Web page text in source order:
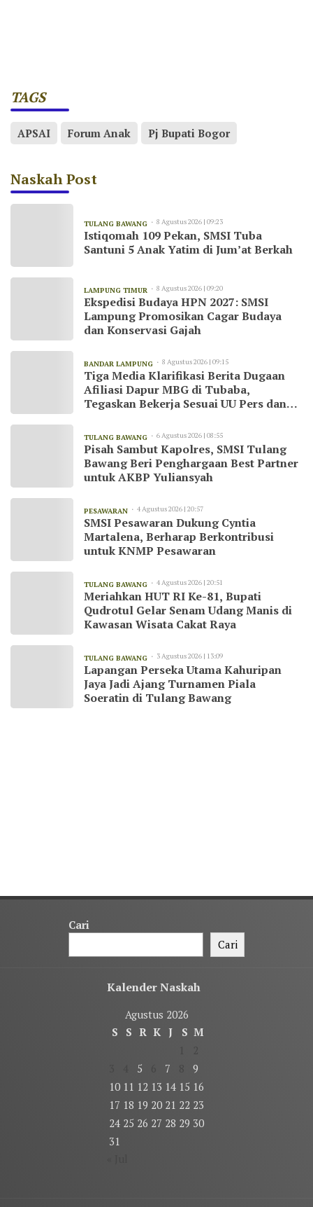
TAGS
APSAI Forum Anak Pj Bupati Bogor
Naskah Post
TULANG BAWANG 8 Agustus 2026 | 09:23
Istiqomah 109 Pekan, SMSI Tuba
Santuni 5 Anak Yatim di Jum’at Berkah
LAMPUNG TIMUR 8 Agustus 2026 | 09:20
Ekspedisi Budaya HPN 2027: SMSI
Lampung Promosikan Cagar Budaya
dan Konservasi Gajah
BANDAR LAMPUNG 8 Agustus 2026 | 09:15
Tiga Media Klarifikasi Berita Dugaan
Afiliasi Dapur MBG di Tubaba,
Tegaskan Bekerja Sesuai UU Pers dan
TULANG BAWANG 6 Agustus 2026 | 08:55
Pisah Sambut Kapolres, SMSI Tulang
Bawang Beri Penghargaan Best Partner
untuk AKBP Yuliansyah
PESAWARAN 4 Agustus 2026 | 20:57
SMSI Pesawaran Dukung Cyntia
Martalena, Berharap Berkontribusi
untuk KNMP Pesawaran
TULANG BAWANG 4 Agustus 2026 | 20:51
Meriahkan HUT RI Ke-81, Bupati
Qudrotul Gelar Senam Udang Manis di
Kawasan Wisata Cakat Raya
TULANG BAWANG 3 Agustus 2026 | 13:09
Lapangan Perseka Utama Kahuripan
Jaya Jadi Ajang Turnamen Piala
Soeratin di Tulang Bawang
Cari
Cari
Kalender Naskah
Agustus 2026
S
S R K J S M
5 7
9
10 11 12 13 14 15 16
17 18 19 20 21 22 23
24 25 26 27 28 29 30
31